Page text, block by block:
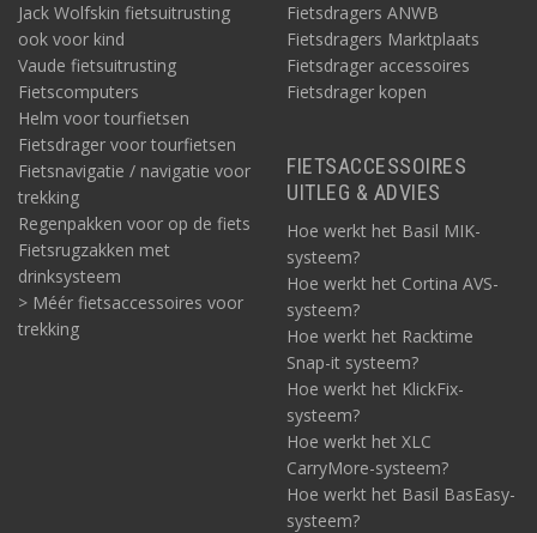
Jack Wolfskin fietsuitrusting
ook voor kind
Vaude fietsuitrusting
Fietscomputers
Helm voor tourfietsen
Fietsdrager voor tourfietsen
Fietsnavigatie / navigatie voor
trekking
Regenpakken voor op de fiets
Fietsrugzakken met
drinksysteem
> Méér fietsaccessoires voor
trekking
Fietsdragers ANWB
Fietsdragers Marktplaats
Fietsdrager accessoires
Fietsdrager kopen
FIETSACCESSOIRES
UITLEG & ADVIES
Hoe werkt het Basil MIK-
systeem?
Hoe werkt het Cortina AVS-
systeem?
Hoe werkt het Racktime
Snap-it systeem?
Hoe werkt het KlickFix-
systeem?
Hoe werkt het XLC
CarryMore-systeem?
Hoe werkt het Basil BasEasy-
systeem?